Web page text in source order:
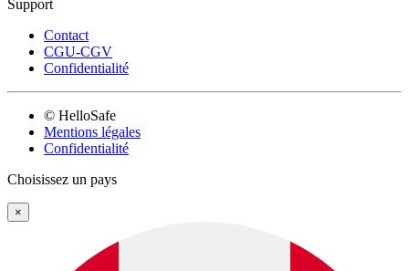
Support
Contact
CGU-CGV
Confidentialité
© HelloSafe
Mentions légales
Confidentialité
Choisissez un pays
×